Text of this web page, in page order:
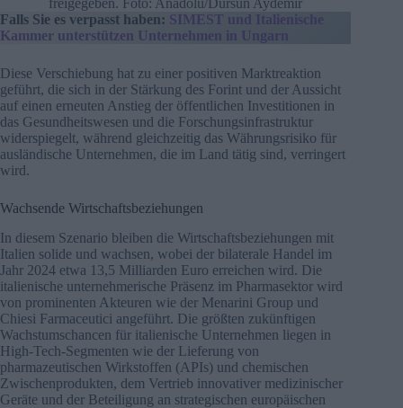
Falls Sie es verpasst haben: SIMEST und Italienische
Kammer unterstützen Unternehmen in Ungarn
Diese Verschiebung hat zu einer positiven Marktreaktion
geführt, die sich in der Stärkung des Forint und der Aussicht
auf einen erneuten Anstieg der öffentlichen Investitionen in
das Gesundheitswesen und die Forschungsinfrastruktur
widerspiegelt, während gleichzeitig das Währungsrisiko für
ausländische Unternehmen, die im Land tätig sind, verringert
wird.
Wachsende Wirtschaftsbeziehungen
In diesem Szenario bleiben die Wirtschaftsbeziehungen mit
Italien solide und wachsen, wobei der bilaterale Handel im
Jahr 2024 etwa 13,5 Milliarden Euro erreichen wird. Die
italienische unternehmerische Präsenz im Pharmasektor wird
von prominenten Akteuren wie der Menarini Group und
Chiesi Farmaceutici angeführt. Die größten zukünftigen
Wachstumschancen für italienische Unternehmen liegen in
High-Tech-Segmenten wie der Lieferung von
pharmazeutischen Wirkstoffen (APIs) und chemischen
Zwischenprodukten, dem Vertrieb innovativer medizinischer
Geräte und der Beteiligung an strategischen europäischen